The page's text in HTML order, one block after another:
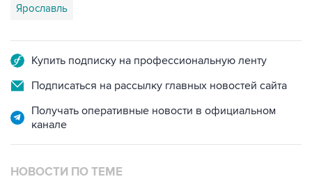
Ярославль
Купить подписку на профессиональную ленту
Подписаться на рассылку главных новостей сайта
Получать оперативные новости в официальном
канале
НОВОСТИ ПО ТЕМЕ